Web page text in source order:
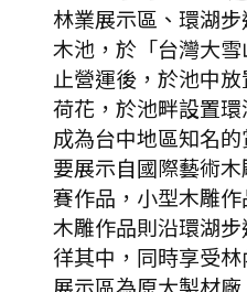
林業展示區、環湖
木池，於「台灣大
止營運後，於池中
荷花，於池畔設置
成為台中地區知名
要展示自國際藝術
賽作品，小型木雕
木雕作品則沿環湖
徉其中，同時享受
展示區為原大製材